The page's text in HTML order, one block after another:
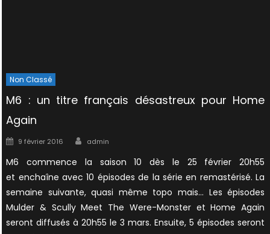
Non Classé
M6 : un titre français désastreux pour Home
Again
Posted
9 février 2016 Author
admin
M6 commence la saison 10 dès le 25 février 20h55
et enchaîne avec 10 épisodes de la série en remastérisé. La
semaine suivante, quasi même topo mais… Les épisodes
Mulder & Scully Meet The Were-Monster et Home Again
seront diffusés à 20h55 le 3 mars. Ensuite, 5 épisodes seront